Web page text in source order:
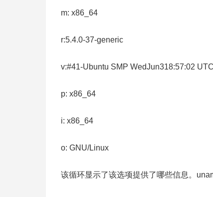
m: x86_64
r:5.4.0-37-generic
v:#41-Ubuntu SMP WedJun318:57:02
p: x86_64
i: x86_64
o: GNU/Linux
该循环显示了该选项提供了哪些信息。